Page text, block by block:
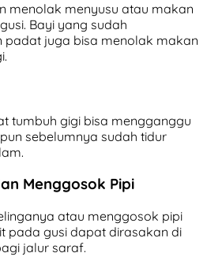
menolak menyusu atau makan
Bayi yang sudah
padat juga bisa menolak makan
tumbuh gigi bisa mengganggu
sebelumnya sudah tidur
Menggosok Pipi
atau menggosok pipi
pada gusi dapat dirasakan di
jalur saraf.